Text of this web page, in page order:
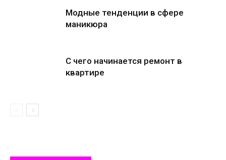
Модные тенденции в сфере
маникюра
С чего начинается ремонт в
квартире